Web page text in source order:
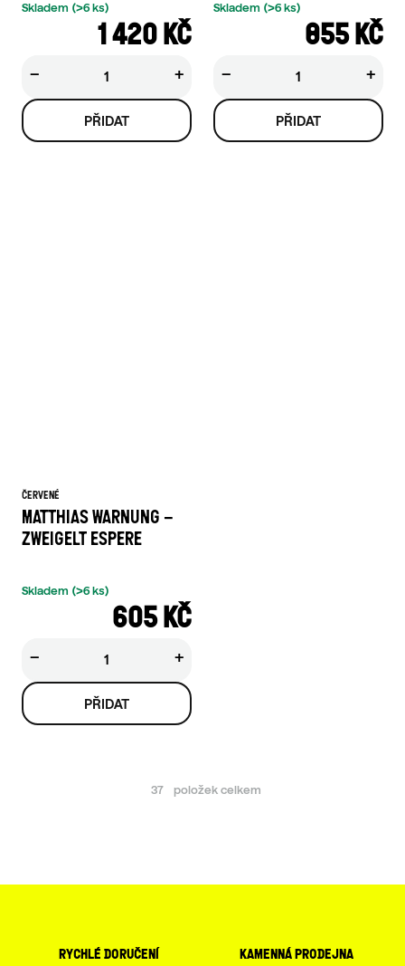
1 420 KČ
Skladem (>6 ks)
+
−
855 KČ
Skladem (>6 ks)
+
−
ČERVENÉ
MATTHIAS WARNUNG –
ZWEIGELT ESPERE
605 KČ
Skladem (>6 ks)
+
−
L
37 položek celkem
rychlé doručení kamenná prodejna